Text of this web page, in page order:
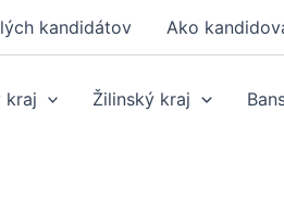
kandidátov Ako
kraj Žilinský kraj